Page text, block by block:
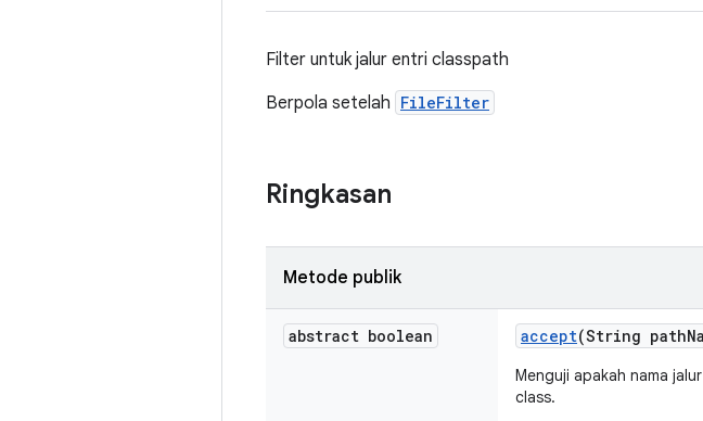
Filter untuk jalur entri classpath
Berpola setelah FileFilter
Ringkasan
Metode publik
abstract boolean accept(String path
Menguji apakah nama
class.